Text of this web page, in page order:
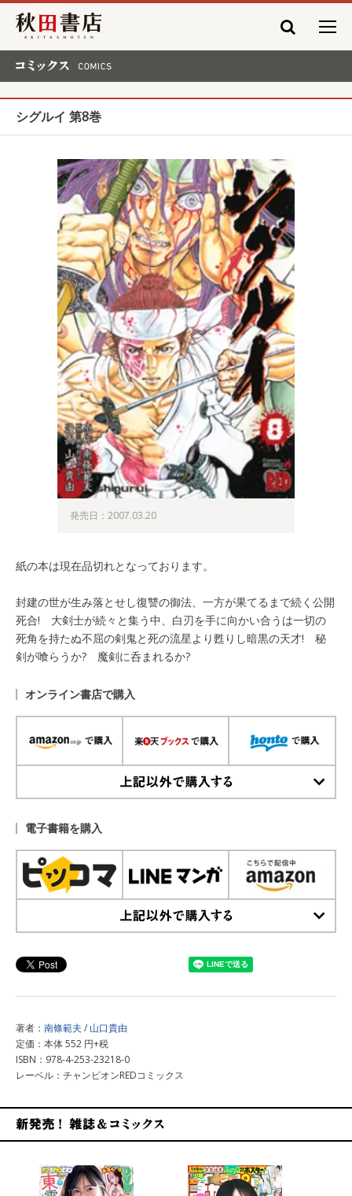
秋田書店
シグルイ 第8巻
発売日：2007.03.20
紙の本は現在品切れとなっております。
封建の世が生み落とせし復讐の御法、一方が果てるまで続く公開
死合! 大剣士が続々と集う中、白刃を手に向かい合うは一切の
死角を持たぬ不屈の剣鬼と死の流星より甦りし暗黒の天才! 秘
剣が喰らうか? 魔剣に呑まれるか?
オンライン書店で購入
電子書籍を購入
著者： 南條範夫 / 山口貴由
定価：本体 552 円+税
ISBN：978-4-253-23218-0
レーベル：チャンピオンREDコミックス